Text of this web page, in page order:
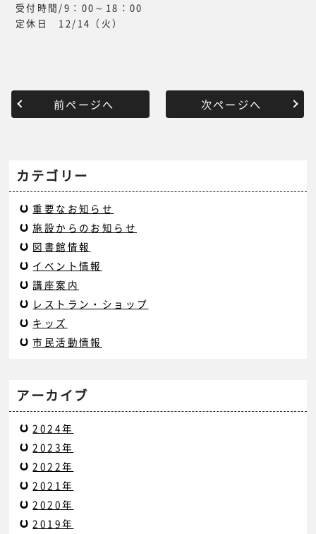
受付時間/9：00～18：00
定休日 12/14（火）
前ページへ 次ページへ
カテゴリー
重要なお知らせ
施設からのお知らせ
図書館情報
イベント情報
講座案内
レストラン・ショップ
キッズ
市民活動情報
アーカイブ
2024年
2023年
2022年
2021年
2020年
2019年